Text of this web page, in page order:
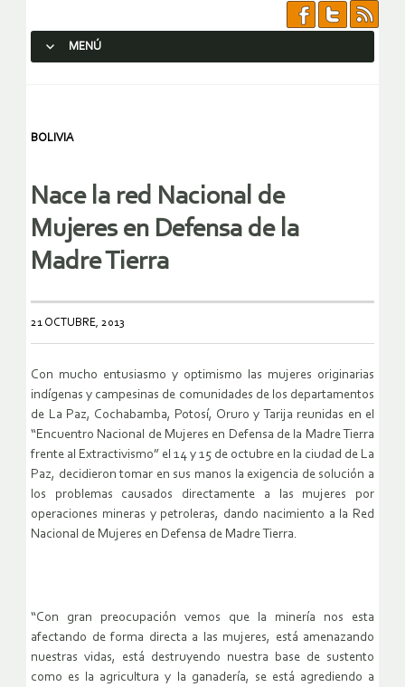
MENÚ
BOLIVIA
Nace la red Nacional de
Mujeres en Defensa de la
Madre Tierra
21 OCTUBRE, 2013
Con mucho entusiasmo y optimismo las mujeres originarias
indígenas y campesinas de comunidades de los departamentos
de La Paz, Cochabamba, Potosí, Oruro y Tarija reunidas en el
“Encuentro Nacional de Mujeres en Defensa de la Madre Tierra
frente al Extractivismo” el 14 y 15 de octubre en la ciudad de La
Paz, decidieron tomar en sus manos la exigencia de solución a
los problemas causados directamente a las mujeres por
operaciones mineras y petroleras, dando nacimiento a la Red
Nacional de Mujeres en Defensa de Madre Tierra.
“Con gran preocupación vemos que la minería nos esta
afectando de forma directa a las mujeres, está amenazando
nuestras vidas, está destruyendo nuestra base de sustento
como es la agricultura y la ganadería, se está agrediendo a